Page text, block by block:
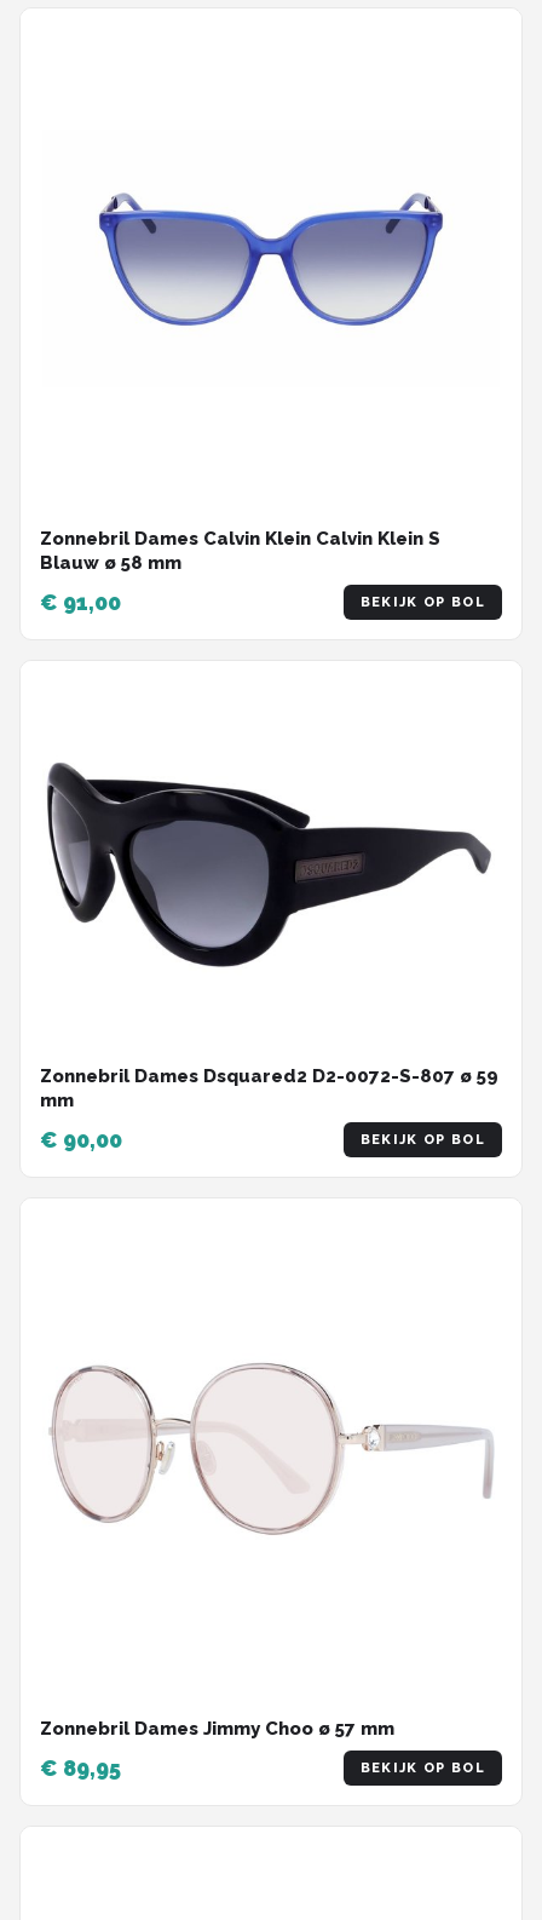
Zonnebril Dames Calvin Klein Calvin Klein S
Blauw ø 58 mm
€ 91,00 BEKIJK OP BOL
Zonnebril Dames Dsquared2 D2-0072-S-807 ø 59
mm
€ 90,00 BEKIJK OP BOL
Zonnebril Dames Jimmy Choo ø 57 mm
€ 89,95 BEKIJK OP BOL